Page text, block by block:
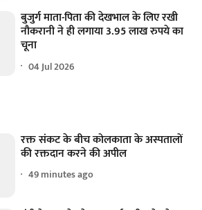
बुजुर्ग माता-पिता की देखभाल के लिए रखी
नौकरानी ने ही लगाया 3.95 लाख रुपये का
चूना
04 Jul 2026
रक्त संकट के बीच कोलकाता के अस्पतालों
की रक्तदान करने की अपील
49 minutes ago